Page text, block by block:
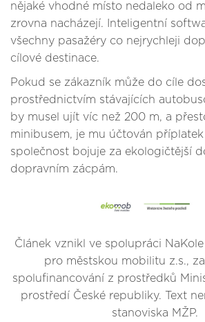
nějaké vhodné místo nedaleko od
zrovna nacházejí. Inteligentní
všechny pasažéry co nejrychleji
cílové destinace.
Pokud se zákazník může do cíle
prostřednictvím stávajících
by musel ujít víc než 200 m, a
minibusem, je mu účtován příplatek
společnost bojuje za ekologičtější
dopravním zácpám.
Článek vznikl ve spolupráci
pro městskou mobilitu z.s.,
spolufinancování z prostředků
prostředí České republiky. Text
stanoviska MŽP.